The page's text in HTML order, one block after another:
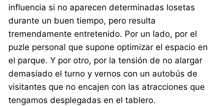
influencia si no aparecen determinadas losetas
durante un buen tiempo, pero resulta
tremendamente entretenido. Por un lado, por el
puzle personal que supone optimizar el espacio en
el parque. Y por otro, por la tensión de no alargar
demasiado el turno y vernos con un autobús de
visitantes que no encajen con las atracciones que
tengamos desplegadas en el tablero.